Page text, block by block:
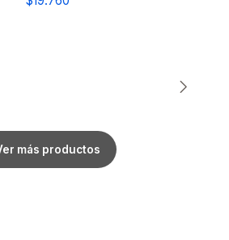
más productos